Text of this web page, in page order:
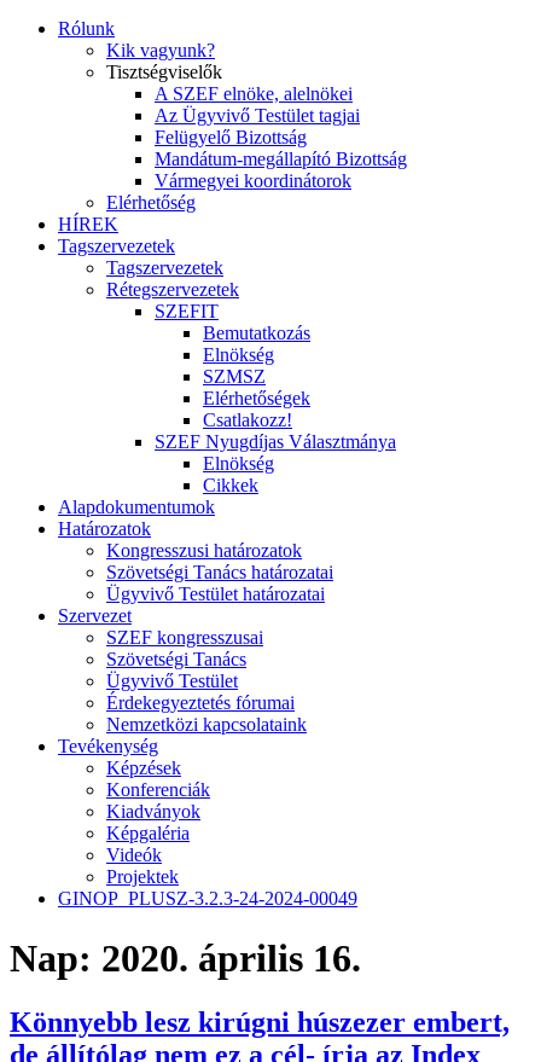
Rólunk
Kik vagyunk?
Tisztségviselők
A SZEF elnöke, alelnökei
Az Ügyvivő Testület tagjai
Felügyelő Bizottság
Mandátum-megállapító Bizottság
Vármegyei koordinátorok
Elérhetőség
HÍREK
Tagszervezetek
Tagszervezetek
Rétegszervezetek
SZEFIT
Bemutatkozás
Elnökség
SZMSZ
Elérhetőségek
Csatlakozz!
SZEF Nyugdíjas Választmánya
Elnökség
Cikkek
Alapdokumentumok
Határozatok
Kongresszusi határozatok
Szövetségi Tanács határozatai
Ügyvivő Testület határozatai
Szervezet
SZEF kongresszusai
Szövetségi Tanács
Ügyvivő Testület
Érdekegyeztetés fórumai
Nemzetközi kapcsolataink
Tevékenység
Képzések
Konferenciák
Kiadványok
Képgaléria
Videók
Projektek
GINOP_PLUSZ-3.2.3-24-2024-00049
Nap: 2020. április 16.
Könnyebb lesz kirúgni húszezer embert,
de állítólag nem ez a cél- írja az Index